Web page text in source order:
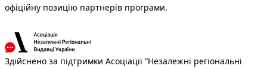
офіційну позицію партнерів програми.
Здійснено за підтримки Асоціації “Незалежні регіональні